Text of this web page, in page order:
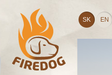
SK EN